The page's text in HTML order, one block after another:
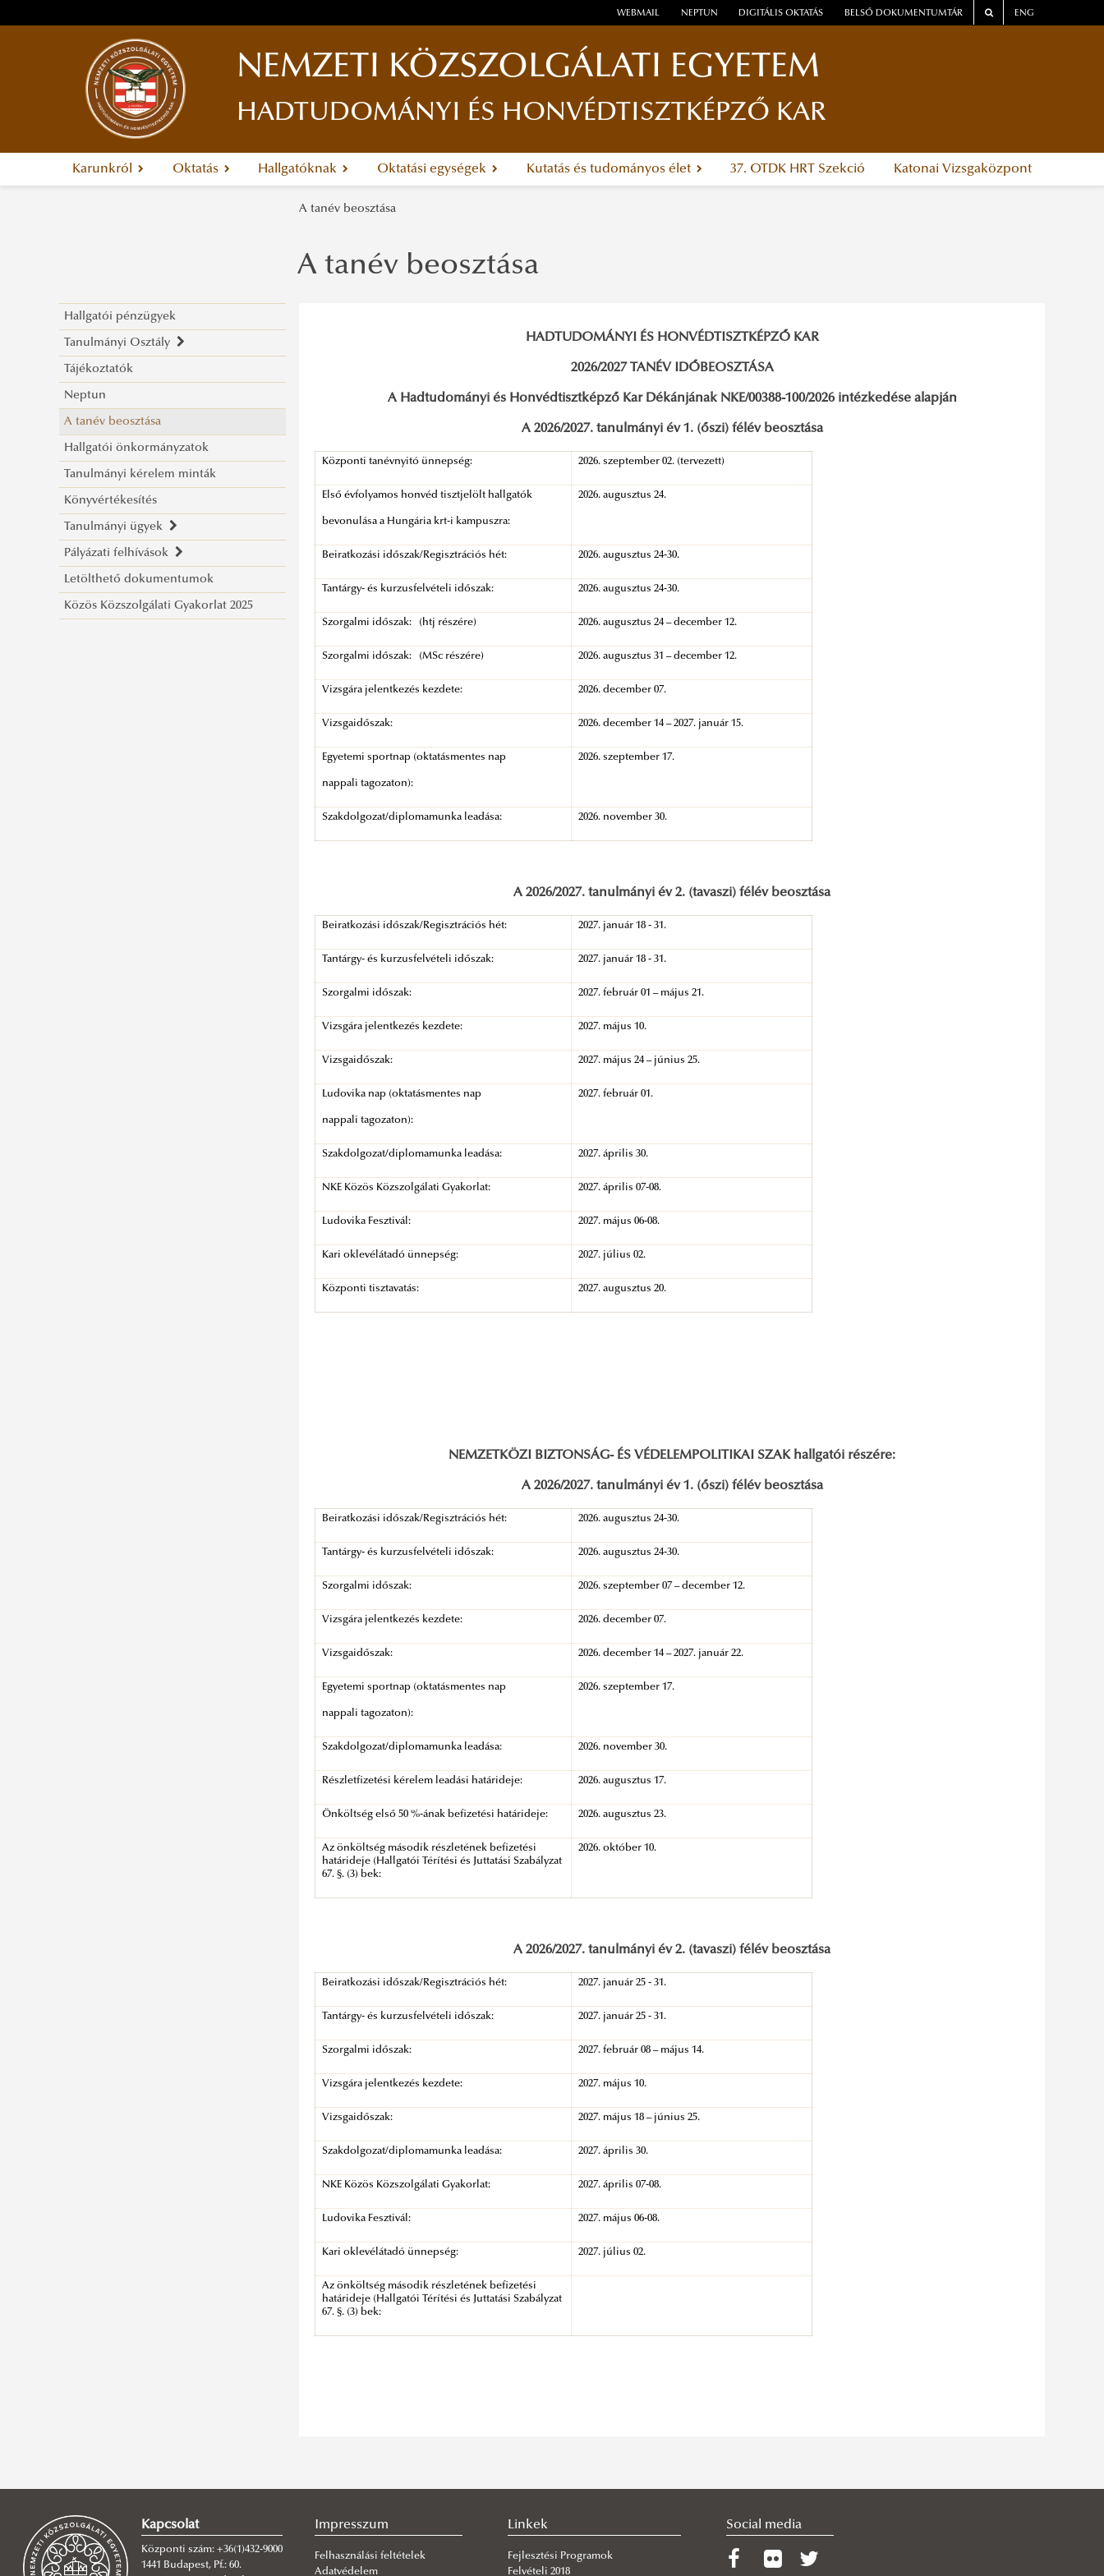
WEBMAIL NEPTUN DIGITÁLIS OKTATÁS BELSŐ DOKUMENTUMTÁR ENG
NEMZETI KÖZSZOLGÁLATI EGYETEM
HADTUDOMÁNYI ÉS HONVÉDTISZTKÉPZŐ KAR
Karunkról Oktatás Hallgatóknak Oktatási egységek Kutatás és tudományos élet 37. OTDK HRT Szekció Katonai Vizsgaközpont
A tanév beosztása
Hallgatói pénzügyek
Tanulmányi Osztály
Általános információk
Munkatársak
Munkarend
Nemzetközi Biztonság- és
Védelempolitikai Szak
Munkarend
Szakdolgozat/Diplomamunka
Nyelvi validáció
Tájékoztatók
Neptun
A tanév beosztása
Hallgatói önkormányzatok
Tanulmányi kérelem minták
Könyvértékesítés
Tanulmányi ügyek
Nemzetközi Biztonság- és
Védelempolitikai mesterképzési szak
SZAKMAI GYAKORLAT
Pályázati felhívások
Rendszeres szociális ösztöndíj
pályázati felhívás 2025/2026. I. félév
Letölthető dokumentumok
Közös Közszolgálati Gyakorlat 2025
A tanév beosztása
HADTUDOMÁNYI ÉS HONVÉDTISZTKÉPZŐ KAR
2026/2027 TANÉV IDŐBEOSZTÁSA
A Hadtudományi és Honvédtisztképző Kar Dékánjának NKE/00388-100/2026 intézkedése alapján
A 2026/2027. tanulmányi év 1. (őszi) félév beosztása
Központi tanévnyitó ünnepség: 2026. szeptember 02. (tervezett)
Első évfolyamos honvéd tisztjelölt hallgatók
bevonulása a Hungária krt-i kampuszra:
2026. augusztus 24.
Beiratkozási időszak/Regisztrációs hét: 2026. augusztus 24-30.
Tantárgy- és kurzusfelvételi időszak: 2026. augusztus 24-30.
Szorgalmi időszak: (htj részére) 2026. augusztus 24 – december 12.
Szorgalmi időszak: (MSc részére) 2026. augusztus 31 – december 12.
Vizsgára jelentkezés kezdete: 2026. december 07.
Vizsgaidőszak: 2026. december 14 – 2027. január 15.
Egyetemi sportnap (oktatásmentes nap
nappali tagozaton):
2026. szeptember 17.
Szakdolgozat/diplomamunka leadása: 2026. november 30.
A 2026/2027. tanulmányi év 2. (tavaszi) félév beosztása
Beiratkozási időszak/Regisztrációs hét: 2027. január 18 - 31.
Tantárgy- és kurzusfelvételi időszak: 2027. január 18 - 31.
Szorgalmi időszak: 2027. február 01 – május 21.
Vizsgára jelentkezés kezdete: 2027. május 10.
Vizsgaidőszak: 2027. május 24 – június 25.
Ludovika nap (oktatásmentes nap
nappali tagozaton):
2027. február 01.
Szakdolgozat/diplomamunka leadása: 2027. április 30.
NKE Közös Közszolgálati Gyakorlat: 2027. április 07-08.
Ludovika Fesztivál: 2027. május 06-08.
Kari oklevélátadó ünnepség: 2027. július 02.
Központi tisztavatás: 2027. augusztus 20.
NEMZETKÖZI BIZTONSÁG- ÉS VÉDELEMPOLITIKAI SZAK hallgatói részére:
A 2026/2027. tanulmányi év 1. (őszi) félév beosztása
Beiratkozási időszak/Regisztrációs hét: 2026. augusztus 24-30.
Tantárgy- és kurzusfelvételi időszak: 2026. augusztus 24-30.
Szorgalmi időszak: 2026. szeptember 07 – december 12.
Vizsgára jelentkezés kezdete: 2026. december 07.
Vizsgaidőszak: 2026. december 14 – 2027. január 22.
Egyetemi sportnap (oktatásmentes nap
nappali tagozaton):
2026. szeptember 17.
Szakdolgozat/diplomamunka leadása: 2026. november 30.
Részletfizetési kérelem leadási határideje: 2026. augusztus 17.
Önköltség első 50 %-ának befizetési határideje: 2026. augusztus 23.
Az önköltség második részletének befizetési
határideje (Hallgatói Térítési és Juttatási Szabályzat
67. §. (3) bek:
2026. október 10.
A 2026/2027. tanulmányi év 2. (tavaszi) félév beosztása
Beiratkozási időszak/Regisztrációs hét: 2027. január 25 - 31.
Tantárgy- és kurzusfelvételi időszak: 2027. január 25 - 31.
Szorgalmi időszak: 2027. február 08 – május 14.
Vizsgára jelentkezés kezdete: 2027. május 10.
Vizsgaidőszak: 2027. május 18 – június 25.
Szakdolgozat/diplomamunka leadása: 2027. április 30.
NKE Közös Közszolgálati Gyakorlat: 2027. április 07-08.
Ludovika Fesztivál: 2027. május 06-08.
Kari oklevélátadó ünnepség: 2027. július 02.
Az önköltség második részletének befizetési
határideje (Hallgatói Térítési és Juttatási Szabályzat
67. §. (3) bek:
Kapcsolat
Központi szám: +36(1)432-9000
1441 Budapest, Pf.: 60.
Impresszum
Felhasználási feltételek
Adatvédelem
Linkek
Fejlesztési Programok
Felvételi 2018
Social media